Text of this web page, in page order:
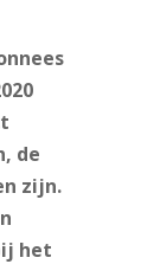
de
zijn.
het